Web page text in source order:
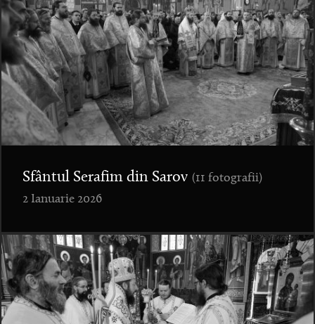
Sfântul Serafim din Sarov (11 fotografii)
2 Ianuarie 2026